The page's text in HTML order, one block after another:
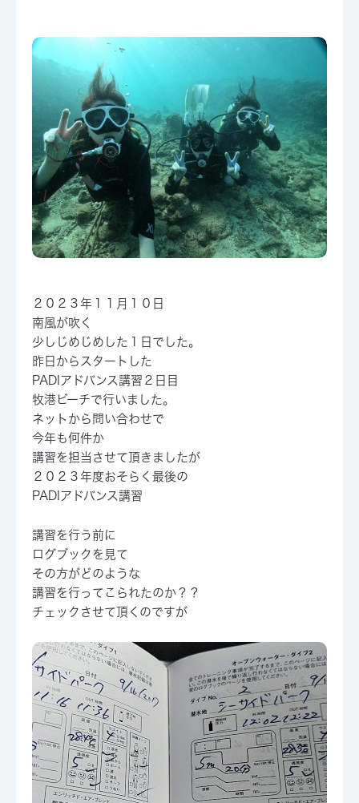
２０２３年１１月１０日
南風が吹く
少しじめじめした１日でした。
昨日からスタートした
PADIアドバンス講習２日目
牧港ビーチで行いました。
ネットから問い合わせで
今年も何件か
講習を担当させて頂きましたが
２０２３年度おそらく最後の
PADIアドバンス講習
講習を行う前に
ログブックを見て
その方がどのような
講習を行ってこられたのか？？
チェックさせて頂くのですが